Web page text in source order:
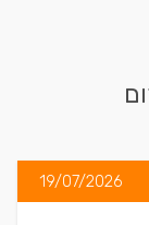
19/07/2026